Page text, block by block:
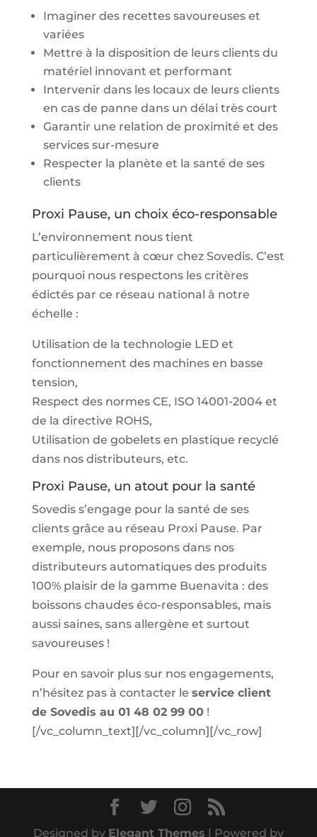
Imaginer des recettes savoureuses et
variées
Mettre à la disposition de leurs clients du
matériel innovant et performant
Intervenir dans les locaux de leurs clients
en cas de panne dans un délai très court
Garantir une relation de proximité et des
services sur-mesure
Respecter la planète et la santé de ses
clients
Proxi Pause, un choix éco-responsable
L’environnement nous tient
particulièrement à cœur chez Sovedis. C’est
pourquoi nous respectons les critères
édictés par ce réseau national à notre
échelle :
Utilisation de la technologie LED et
fonctionnement des machines en basse
tension,
Respect des normes CE, ISO 14001-2004 et
de la directive ROHS,
Utilisation de gobelets en plastique recyclé
dans nos distributeurs, etc.
Proxi Pause, un atout pour la santé
Sovedis s’engage pour la santé de ses
clients grâce au réseau Proxi Pause. Par
exemple, nous proposons dans nos
distributeurs automatiques des produits
100% plaisir de la gamme Buenavita : des
boissons chaudes éco-responsables, mais
aussi saines, sans allergène et surtout
savoureuses !
Pour en savoir plus sur nos engagements,
n’hésitez pas à contacter le service client
de Sovedis au 01 48 02 99 00!
[/vc_column_text][/vc_column][/vc_row]
Designed by Elegant Themes | Powered by